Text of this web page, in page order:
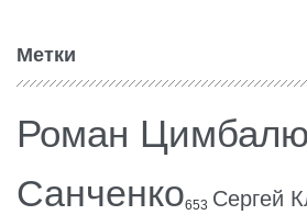
Метки
Роман
Санченко653 Сергей